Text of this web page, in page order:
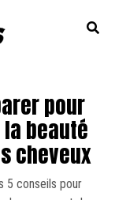
pour
beauté
cheveux
5 conseils pour